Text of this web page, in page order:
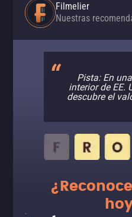
Filmelier
Nuestras
Pista: En
interior de EE.
descubre el